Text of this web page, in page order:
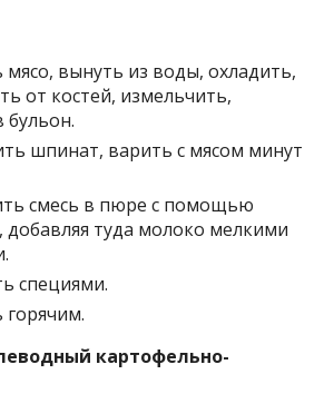
вынуть из воды, охладить,
от костей, измельчить,
бульон.
шпинат, варить с мясом минут
смесь в пюре с помощью
добавляя туда молоко мелкими
специями.
картофельно-